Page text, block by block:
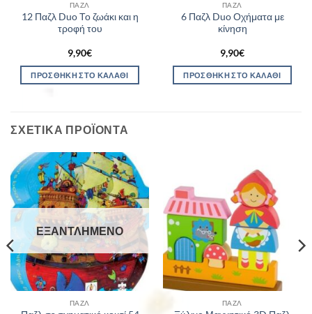
ΠΑΖΛ
12 Παζλ Duo Το ζωάκι και η
τροφή του
9,90€
ΠΡΟΣΘΉΚΗ ΣΤΟ ΚΑΛΆΘΙ
ΠΑΖΛ
6 Παζλ Duo Οχήματα με
κίνηση
9,90€
ΠΡΟΣΘΉΚΗ ΣΤΟ ΚΑΛΆΘΙ
ΣΧΕΤΙΚΆ ΠΡΟΪΌΝΤΑ
ΕΞΑΝΤΛΗΜΈΝΟ
ΠΑΖΛ ΠΑΖΛ